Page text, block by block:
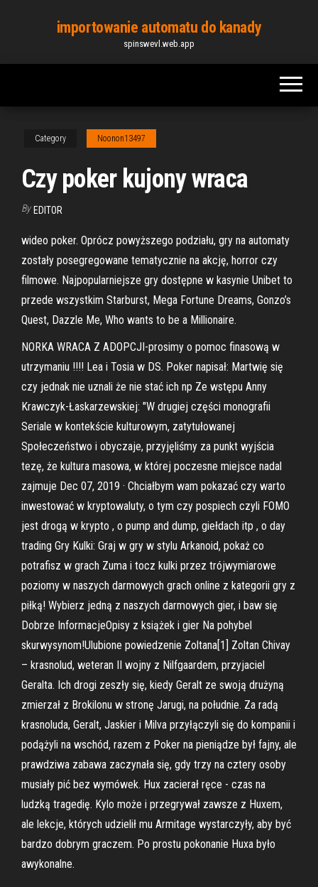
content
importowanie automatu do kanady
spinswevl.web.app
Category Noonon13497
Czy poker kujony wraca
By EDITOR
wideo poker. Oprócz powyższego podziału, gry na automaty
zostały posegregowane tematycznie na akcję, horror czy
filmowe. Najpopularniejsze gry dostępne w kasynie Unibet to
przede wszystkim Starburst, Mega Fortune Dreams, Gonzo’s
Quest, Dazzle Me, Who wants to be a Millionaire.
NORKA WRACA Z ADOPCJI-prosimy o pomoc finasową w
utrzymaniu !!!! Lea i Tosia w DS. Poker napisał: Martwię się
czy jednak nie uznali że nie stać ich np Ze wstępu Anny
Krawczyk-Łaskarzewskiej: "W drugiej części monografii
Seriale w kontekście kulturowym, zatytułowanej
Społeczeństwo i obyczaje, przyjęliśmy za punkt wyjścia
tezę, że kultura masowa, w której poczesne miejsce nadal
zajmuje Dec 07, 2019 · Chciałbym wam pokazać czy warto
inwestować w kryptowaluty, o tym czy pospiech czyli FOMO
jest drogą w krypto , o pump and dump, giełdach itp , o day
trading Gry Kulki: Graj w gry w stylu Arkanoid, pokaż co
potrafisz w grach Zuma i tocz kulki przez trójwymiarowe
poziomy w naszych darmowych grach online z kategorii gry z
piłką! Wybierz jedną z naszych darmowych gier, i baw się
Dobrze InformacjeOpisy z książek i gier Na pohybel
skurwysynom!Ulubione powiedzenie Zoltana[1] Zoltan Chivay
– krasnolud, weteran II wojny z Nilfgaardem, przyjaciel
Geralta. Ich drogi zeszły się, kiedy Geralt ze swoją drużyną
zmierzał z Brokilonu w stronę Jarugi, na południe. Za radą
krasnoluda, Geralt, Jaskier i Milva przyłączyli się do kompanii i
podążyli na wschód, razem z Poker na pieniądze był fajny, ale
prawdziwa zabawa zaczynała się, gdy trzy na cztery osoby
musiały pić bez wymówek. Hux zacierał ręce - czas na
ludzką tragedię. Kylo może i przegrywał zawsze z Huxem,
ale lekcje, których udzielił mu Armitage wystarczyły, aby być
bardzo dobrym graczem. Po prostu pokonanie Huxa było
awykonalne.